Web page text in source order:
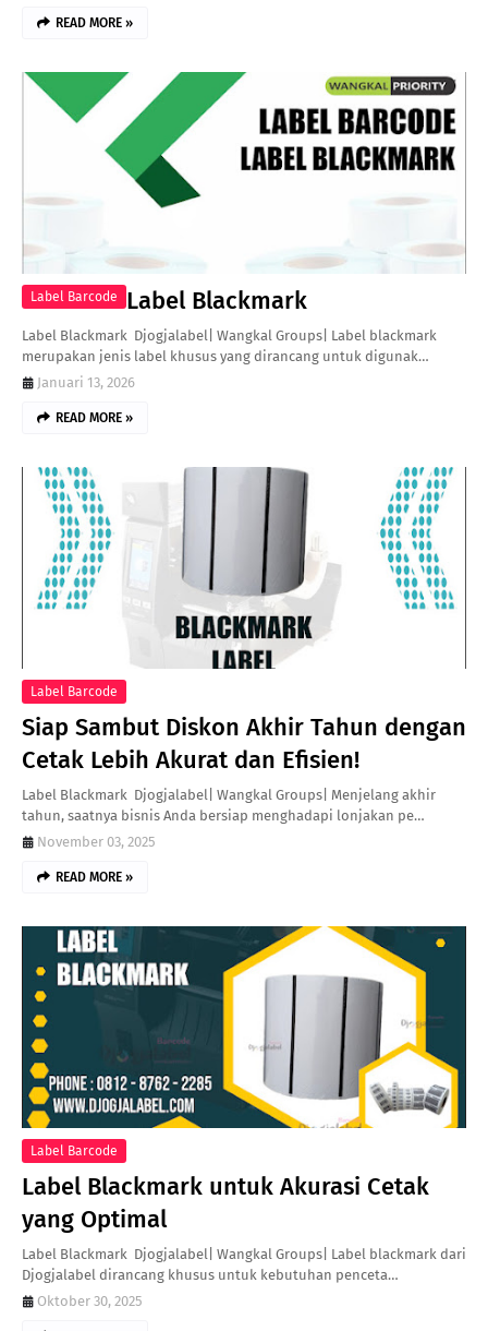
READ MORE »
Label Barcode Label Blackmark
Label Blackmark Djogjalabel| Wangkal Groups| Label blackmark
merupakan jenis label khusus yang dirancang untuk digunak…
Januari 13, 2026
READ MORE »
Label Barcode
Siap Sambut Diskon Akhir Tahun dengan
Cetak Lebih Akurat dan Efisien!
Label Blackmark Djogjalabel| Wangkal Groups| Menjelang akhir
tahun, saatnya bisnis Anda bersiap menghadapi lonjakan pe…
November 03, 2025
READ MORE »
Label Barcode
Label Blackmark untuk Akurasi Cetak
yang Optimal
Label Blackmark Djogjalabel| Wangkal Groups| Label blackmark dari
Djogjalabel dirancang khusus untuk kebutuhan penceta…
Oktober 30, 2025